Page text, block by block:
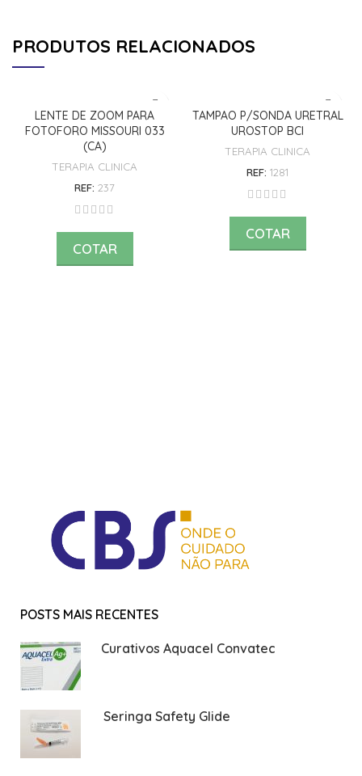
PRODUTOS RELACIONADOS
LENTE DE ZOOM PARA
FOTOFORO MISSOURI 033
(CA)
TERAPIA CLINICA
REF: 237
COTAR
TAMPAO P/SONDA URETRAL
UROSTOP BCI
TERAPIA CLINICA
REF: 1281
COTAR
POSTS MAIS RECENTES
Curativos Aquacel Convatec
Seringa Safety Glide